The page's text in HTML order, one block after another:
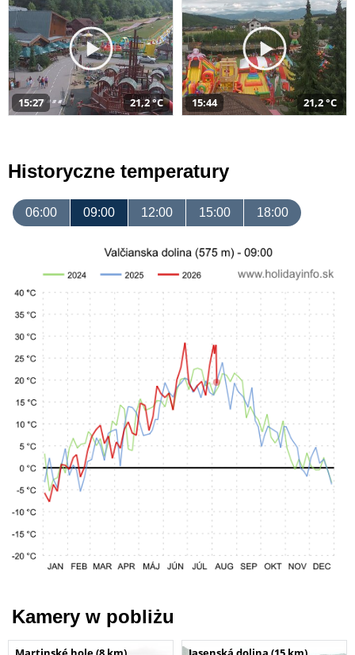
15:27 21,2 °C 15:44 21,2 °C
Historyczne temperatury
06:00 09:00 12:00 15:00 18:00
Kamery w pobliżu